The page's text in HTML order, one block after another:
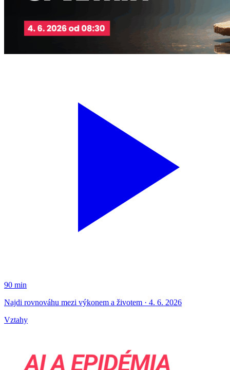
90 min
Najdi rovnováhu mezi výkonem a životem · 4. 6. 2026
Vztahy